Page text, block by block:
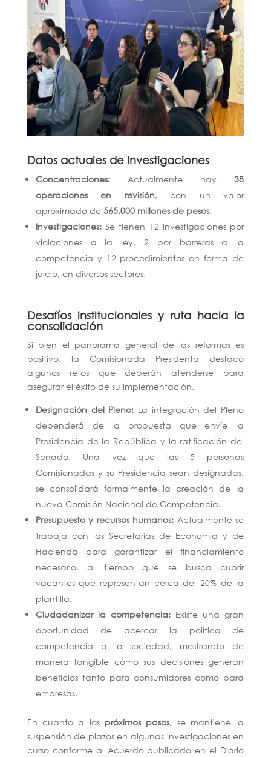
Datos actuales de investigaciones
Concentraciones:Actualmente hay38
operaciones en revisión, con un valor
aproximado de 565,000 millones de pesos.
Investigaciones:Se tienen 12 investigaciones por
violaciones a la ley, 2 por barreras a la
competencia y 12 procedimientos en forma de
juicio, en diversos sectores.
Desafíos institucionales y ruta hacia la
consolidación
Si bien el panorama general de las reformas es
positivo, la Comisionada Presidenta destacó
algunos retos que deberán atenderse para
asegurar el éxito de su implementación.
Designación del Pleno: La integración del Pleno
dependerá de la propuesta que envíe la
Presidencia de la República y la ratificación del
Senado. Una vez que las 5 personas
Comisionadas y su Presidencia sean designadas,
se consolidará formalmente la creación de la
nueva Comisión Nacional de Competencia.
Presupuesto y recursos humanos: Actualmente se
trabaja con las Secretarías de Economía y de
Hacienda para garantizar el financiamiento
necesario, al tiempo que se busca cubrir
vacantes que representan cerca del 20% de la
plantilla.
Ciudadanizar la competencia:Existe una gran
oportunidad de acercar la política de
competencia a la sociedad, mostrando de
manera tangible cómo sus decisiones generan
beneficios tanto para consumidores como para
empresas.
En cuanto a los próximos pasos, se mantiene la
suspensión de plazos en algunas investigaciones en
curso conforme al Acuerdo publicado en el Diario